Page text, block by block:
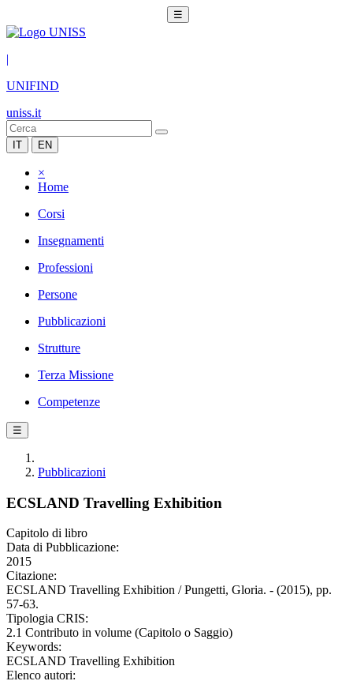
☰
|
UNIFIND
uniss.it
IT EN
×
Home
Corsi
Insegnamenti
Professioni
Persone
Pubblicazioni
Strutture
Terza Missione
Competenze
☰
Pubblicazioni
ECSLAND Travelling Exhibition
Capitolo di libro
Data di Pubblicazione:
2015
Citazione:
ECSLAND Travelling Exhibition / Pungetti, Gloria. - (2015), pp.
57-63.
Tipologia CRIS:
2.1 Contributo in volume (Capitolo o Saggio)
Keywords:
ECSLAND Travelling Exhibition
Elenco autori: